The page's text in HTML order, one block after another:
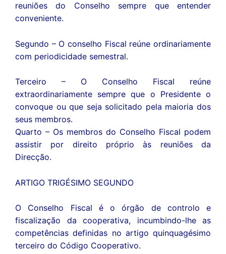
reuniões do Conselho sempre que entender
conveniente.
Segundo – O conselho Fiscal reúne ordinariamente
com periodicidade semestral.
Terceiro – O Conselho Fiscal reúne
extraordinariamente sempre que o Presidente o
convoque ou que seja solicitado pela maioria dos
seus membros.
Quarto – Os membros do Conselho Fiscal podem
assistir por direito próprio às reuniões da
Direcção.
ARTIGO TRIGÉSIMO SEGUNDO
O Conselho Fiscal é o órgão de controlo e
fiscalização da cooperativa, incumbindo-lhe as
competências definidas no artigo quinquagésimo
terceiro do Código Cooperativo.